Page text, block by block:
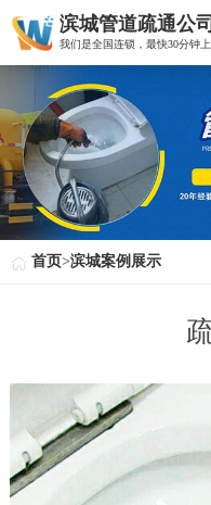
滨城管道疏通公司
我们是全国连锁，最快30分钟上
首页>滨城案例展示